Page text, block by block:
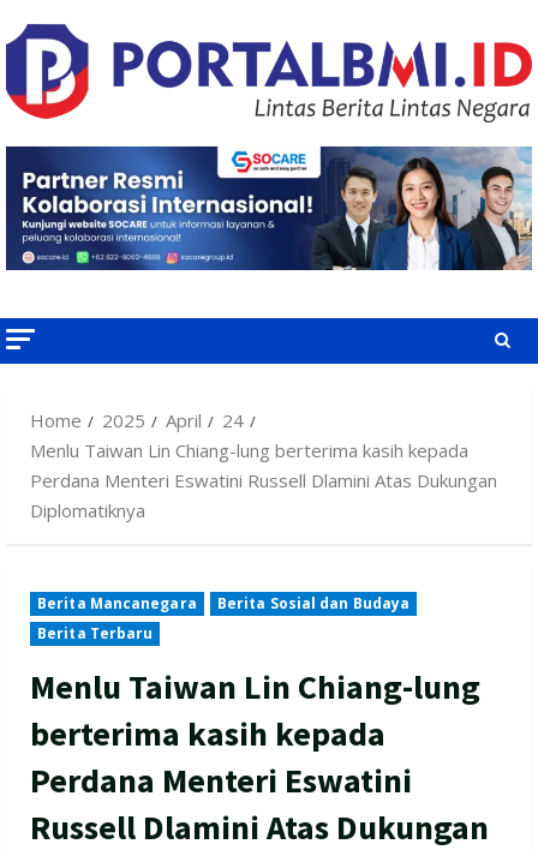
to
content
Home 2025 April
24
Menlu Taiwan Lin Chiang-lung berterima kasih kepada
Perdana Menteri Eswatini Russell Dlamini Atas Dukungan
Diplomatiknya
Berita Mancanegara
Berita Sosial dan Budaya
Berita Terbaru
Menlu Taiwan Lin Chiang-lung
berterima kasih kepada
Perdana Menteri Eswatini
Russell Dlamini Atas Dukungan